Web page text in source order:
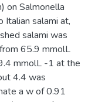
on Salmonella
Italian salami at,
salami was
65.9 mmolL
mmolL -1 at the
4.4 was
a w of 0.91